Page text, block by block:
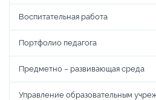
Воспитательная работа
Портфолио педагога
Предметно – развивающая среда
Управление образовательным